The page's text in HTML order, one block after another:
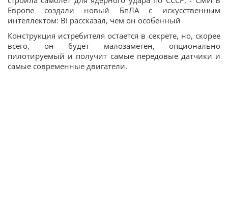
Европе создали новый БпЛА с искусственным
интеллектом: BI рассказал, чем он особенный
Конструкция истребителя остается в секрете, но, скорее
всего, он будет малозаметен, опционально
пилотируемый и получит самые передовые датчики и
самые современные двигатели.